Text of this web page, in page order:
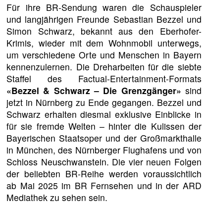
Für ihre BR-Sendung waren die Schauspieler
und langjährigen Freunde Sebastian Bezzel und
Simon Schwarz, bekannt aus den Eberhofer-
Krimis, wieder mit dem Wohnmobil unterwegs,
um verschiedene Orte und Menschen in Bayern
kennenzulernen. Die Dreharbeiten für die siebte
Staffel des Factual-Entertainment-Formats
«Bezzel & Schwarz – Die Grenzgänger» sind
jetzt in Nürnberg zu Ende gegangen. Bezzel und
Schwarz erhalten diesmal exklusive Einblicke in
für sie fremde Welten – hinter die Kulissen der
Bayerischen Staatsoper und der Großmarkthalle
in München, des Nürnberger Flughafens und von
Schloss Neuschwanstein. Die vier neuen Folgen
der beliebten BR-Reihe werden voraussichtlich
ab Mai 2025 im BR Fernsehen und in der ARD
Mediathek zu sehen sein.